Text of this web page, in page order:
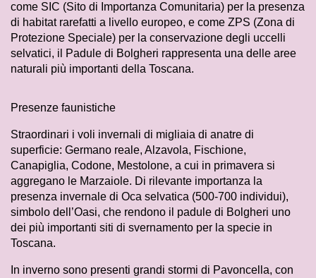
come SIC (Sito di Importanza Comunitaria) per la presenza
di habitat rarefatti a livello europeo, e come ZPS (Zona di
Protezione Speciale) per la conservazione degli uccelli
selvatici, il Padule di Bolgheri rappresenta una delle aree
naturali più importanti della Toscana.
Presenze faunistiche
Straordinari i voli invernali di migliaia di anatre di
superficie: Germano reale, Alzavola, Fischione,
Canapiglia, Codone, Mestolone, a cui in primavera si
aggregano le Marzaiole. Di rilevante importanza la
presenza invernale di Oca selvatica (500-700 individui),
simbolo dell’Oasi, che rendono il padule di Bolgheri uno
dei più importanti siti di svernamento per la specie in
Toscana.
In inverno sono presenti grandi stormi di Pavoncella, con